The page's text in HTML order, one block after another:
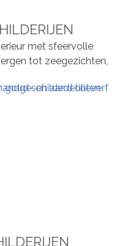
met sfeervolle
tot zeegezichten,